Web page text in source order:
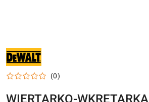
NARZĘDZIA
ELEKTRONARZĘDZIA
DEWALT
DO
DOMU
I
(0)
WIERTARKO-WKRĘTARKA